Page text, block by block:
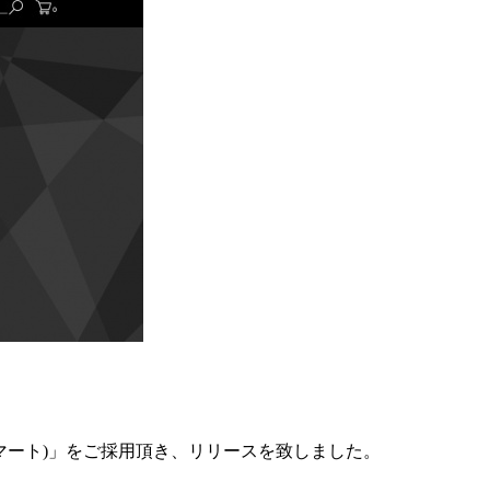
ト)」をご採用頂き、リリースを致しました。